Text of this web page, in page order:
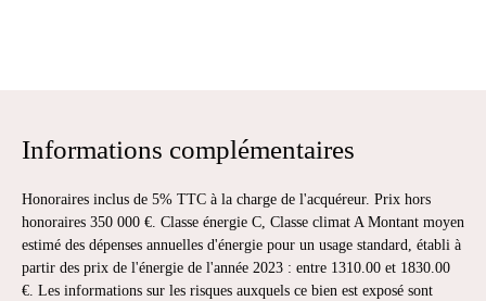
Informations complémentaires
Honoraires inclus de 5% TTC à la charge de l'acquéreur. Prix hors
honoraires 350 000 €. Classe énergie C, Classe climat A Montant moyen
estimé des dépenses annuelles d'énergie pour un usage standard, établi à
partir des prix de l'énergie de l'année 2023 : entre 1310.00 et 1830.00
€. Les informations sur les risques auxquels ce bien est exposé sont